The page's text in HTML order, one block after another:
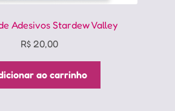
Adesivos Stardew Valley
R$ 20,00
ao carrinho